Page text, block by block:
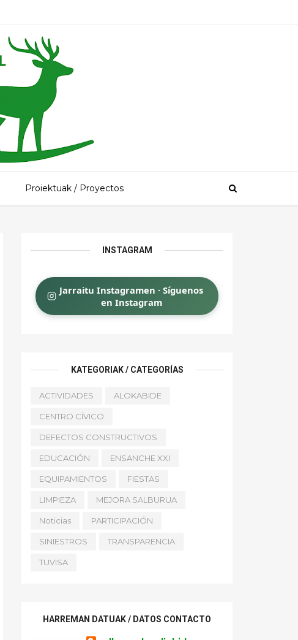
Proiektuak / Proyectos
INSTAGRAM
Jarraitu Instagramen · Síguenos
en Instagram
KATEGORIAK / CATEGORÍAS
ACTIVIDADES ALOKABIDE
CENTRO CÍVICO
DEFECTOS CONSTRUCTIVOS
EDUCACIÓN ENSANCHE XXI
EQUIPAMIENTOS FIESTAS
LIMPIEZA MEJORA SALBURUA
Noticias PARTICIPACIÓN
SINIESTROS TRANSPARENCIA
TUVISA
HARREMAN DATUAK / DATOS CONTACTO